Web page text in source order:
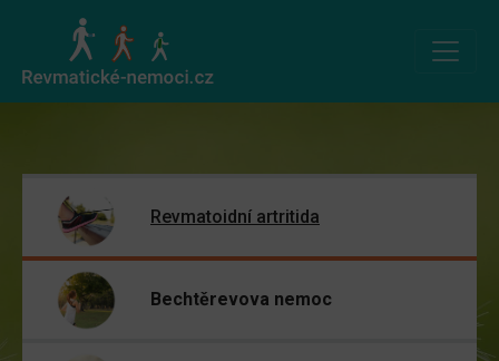
Revmatoidní artritida
Bechtěrevova nemoc